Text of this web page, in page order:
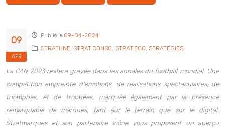
09
APR
Publié le 09-04-2024
STRATUNE, STRAT'CONSO, STRAT'ECO, STRATÉGIES,
La CAN 2023 restera gravée dans les annales du football mondial. Une
compétition empreinte d'émotions, de réalisations spectaculaires, de
triomphes, et de trophées, marquée également par la présence
remarquable de marques, tant sur le terrain que sur le digital.
Stratmarques et son partenaire Icône vous proposent un aperçu